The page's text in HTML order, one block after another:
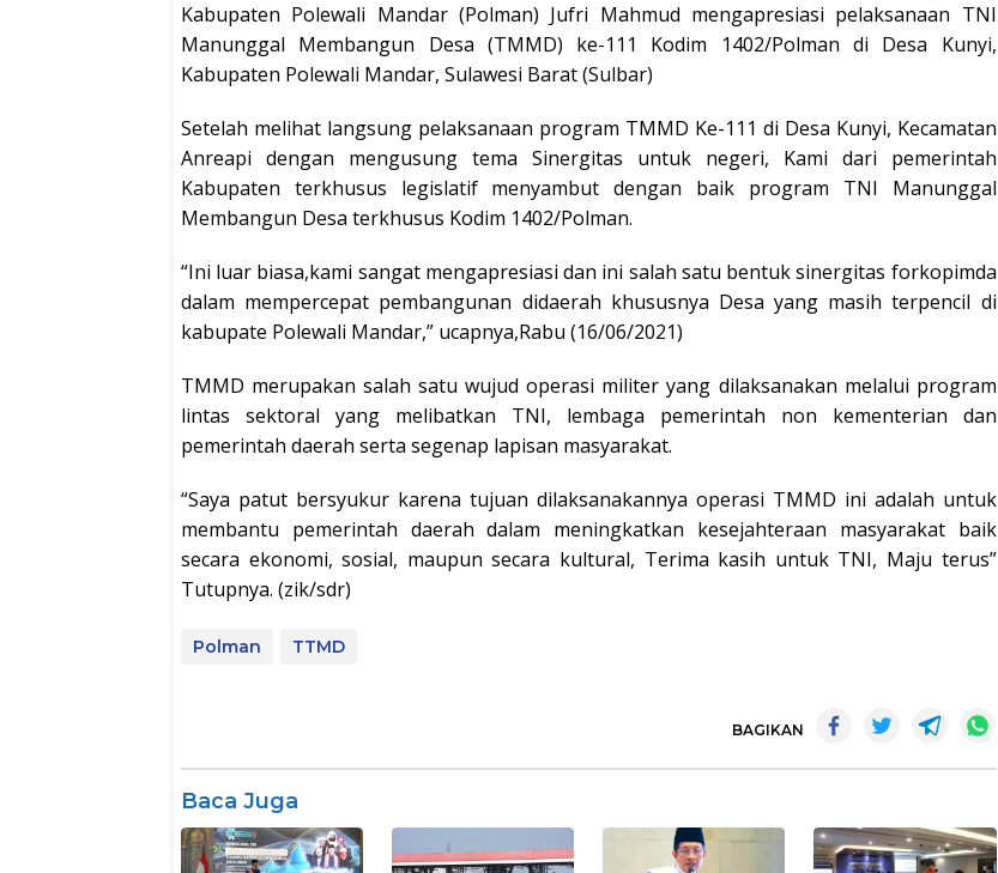
Kabupaten Polewali Mandar (Polman) Jufri Mahmud mengapresiasi pelaksanaan TNI
Manunggal Membangun Desa (TMMD) ke-111 Kodim 1402/Polman di Desa Kunyi,
Kabupaten Polewali Mandar, Sulawesi Barat (Sulbar)
Setelah melihat langsung pelaksanaan program TMMD Ke-111 di Desa Kunyi, Kecamatan
Anreapi dengan mengusung tema Sinergitas untuk negeri, Kami dari pemerintah
Kabupaten terkhusus legislatif menyambut dengan baik program TNI Manunggal
Membangun Desa terkhusus Kodim 1402/Polman.
“Ini luar biasa,kami sangat mengapresiasi dan ini salah satu bentuk sinergitas forkopimda
dalam mempercepat pembangunan didaerah khususnya Desa yang masih terpencil di
kabupate Polewali Mandar,” ucapnya,Rabu (16/06/2021)
TMMD merupakan salah satu wujud operasi militer yang dilaksanakan melalui program
lintas sektoral yang melibatkan TNI, lembaga pemerintah non kementerian dan
pemerintah daerah serta segenap lapisan masyarakat.
“Saya patut bersyukur karena tujuan dilaksanakannya operasi TMMD ini adalah untuk
membantu pemerintah daerah dalam meningkatkan kesejahteraan masyarakat baik
secara ekonomi, sosial, maupun secara kultural, Terima kasih untuk TNI, Maju terus”
Tutupnya. (zik/sdr)
Polman TTMD
BAGIKAN
Baca Juga